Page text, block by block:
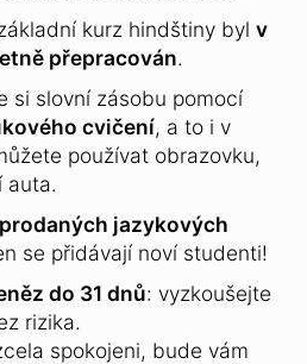
kurz hindštiny byl v
přepracován.
si slovní zásobu pomocí
cvičení, a to i v
používat obrazovku,
auta.
jazykových
se přidávají noví studenti!
do 31 dnů: vyzkoušejte
rizika.
spokojeni, bude vám